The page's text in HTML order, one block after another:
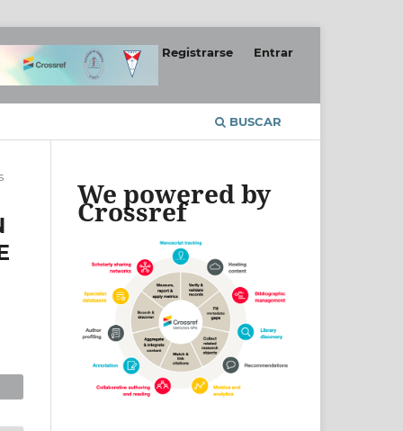
BUSCAR
Registrarse Entrar
We powered by
Crossref